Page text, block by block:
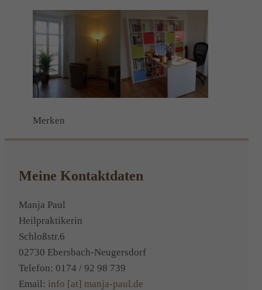
Merken
Meine Kontaktdaten
Manja Paul
Heilpraktikerin
Schloßstr.6
02730 Ebersbach-Neugersdorf
Telefon: 0174 / 92 98 739
Email: info [at] manja-paul.de